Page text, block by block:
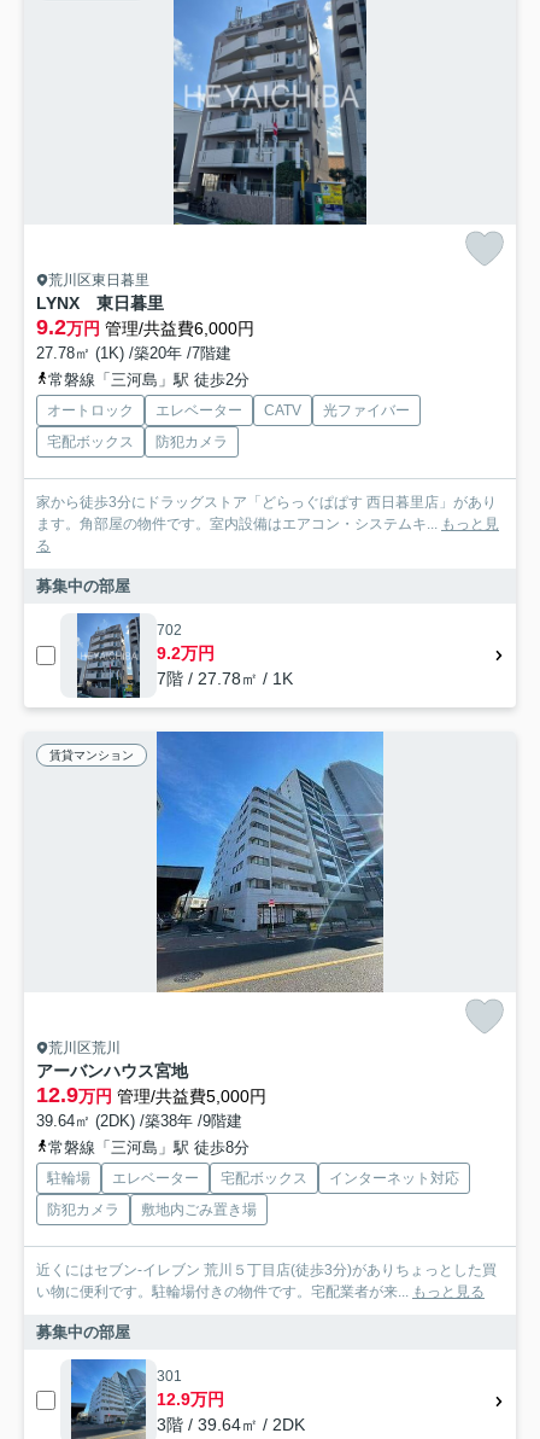
荒川区東日暮里
LYNX 東日暮里
9.2万円 管理/共益費6,000円
27.78㎡ (1K) /築20年 /7階建
常磐線「三河島」駅 徒歩2分
オートロック エレベーター CATV
光ファイバー
宅配ボックス
防犯カメラ
家から徒歩3分にドラッグストア「どらっぐぱぱす 西日暮里店」があり
ます。角部屋の物件です。室内設備はエアコン・システムキ... もっと見
る
募集中の部屋
702
9.2万円
7階 / 27.78㎡ / 1K
賃貸マンション
荒川区荒川
アーバンハウス宮地
12.9万円 管理/共益費5,000円
39.64㎡ (2DK) /築38年 /9階建
常磐線「三河島」駅 徒歩8分
駐輪場 エレベーター 宅配ボックス
インターネット対応
防犯カメラ
敷地内ごみ置き場
近くにはセブン-イレブン 荒川５丁目店(徒歩3分)がありちょっとした買
い物に便利です。駐輪場付きの物件です。宅配業者が来...
もっと見る
募集中の部屋
301
12.9万円
3階 / 39.64㎡ / 2DK